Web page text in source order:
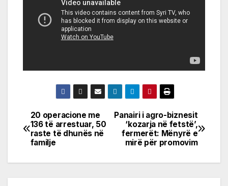
Post
navigation
Panairi i agro-biznesit
‘kozarja në fetstë’,
fermerët: Mënyrë e
mirë për promovim
20 operacione me
136 të arrestuar, 50
raste të dhunës në
familje